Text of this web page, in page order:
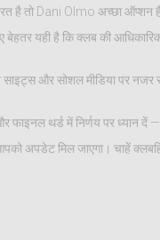
है तो Dani Olmo अच्छा
है कि क्लब की आधिकारिक
और सोशल मीडिया पर
थर्ड में निर्णय पर ध्यान दें —
मिल जाएगा। चाहें